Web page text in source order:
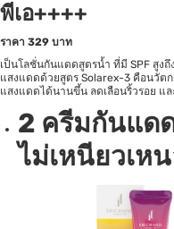
พีเอ++++
ราคา 329 บาท
เป็นโลชั่นกันแดดสูตรน้ำ ที่มี SPF สูง
แสงแดดด้วยสูตร Solarex-3 คือนวัต
แสงแดดได้นานขึ้น ลดเลือนริ้วรอย แ
2 ครีมกันแด
ไม่เหนียวเห